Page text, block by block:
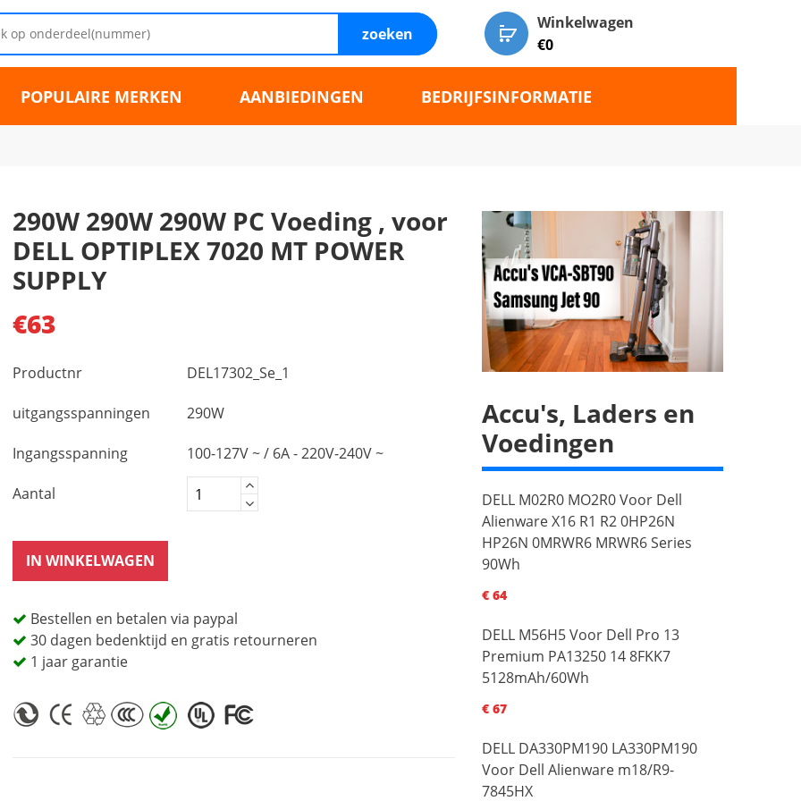
zoeken
Winkelwagen
€0
POPULAIRE MERKEN AANBIEDINGEN BEDRIJFSINFORMATIE
290W 290W 290W PC Voeding , voor
DELL OPTIPLEX 7020 MT POWER
SUPPLY
€63
Productnr DEL17302_Se_1
uitgangsspanningen 290W
Ingangsspanning 100-127V ~ / 6A - 220V-240V ~
Aantal
IN WINKELWAGEN
Bestellen en betalen via paypal
30 dagen bedenktijd en gratis retourneren
1 jaar garantie
Accu's, Laders en
Voedingen
DELL M02R0 MO2R0 Voor Dell
Alienware X16 R1 R2 0HP26N
HP26N 0MRWR6 MRWR6 Series
90Wh
€ 64
DELL M56H5 Voor Dell Pro 13
Premium PA13250 14 8FKK7
5128mAh/60Wh
€ 67
DELL DA330PM190 LA330PM190
Voor Dell Alienware m18/R9-
7845HX